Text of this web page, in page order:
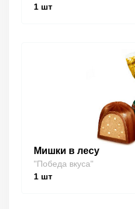
1 шт
Мишки в лесу
"Победа вкуса"
1 шт